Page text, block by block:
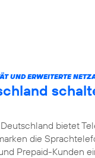
UND ERWEITERTE
bietet
die
Prepaid-Kunden